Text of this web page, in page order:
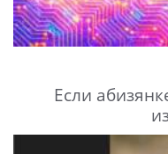
Если